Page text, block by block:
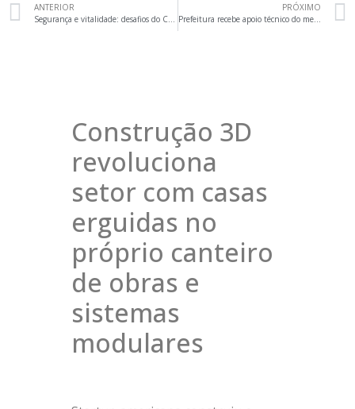
ANTERIOR
Segurança e vitalidade: desafios do Centro de Curitiba exigem ação conjunta entre poder público e setor privado
PRÓXIMO
Prefeitura recebe apoio técnico do mercado imobiliário e da construção para revisão do Plano Diretor
Construção 3D
revoluciona
setor com casas
erguidas no
próprio canteiro
de obras e
sistemas
modulares